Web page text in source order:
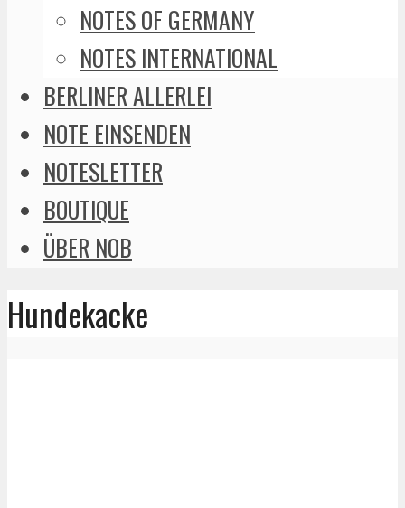
NOTES OF GERMANY
NOTES INTERNATIONAL
BERLINER ALLERLEI
NOTE EINSENDEN
NOTESLETTER
BOUTIQUE
ÜBER NOB
Hundekacke